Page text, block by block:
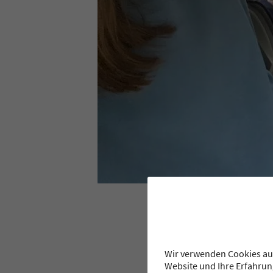
Das Aufwärmen läuft
Wir verwenden Cookies
Website und Ihre